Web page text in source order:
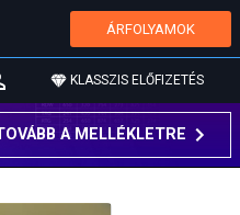
ÁRFOLYAMOK
KLASSZIS ELŐFIZETÉS
A MELLÉKLETRE